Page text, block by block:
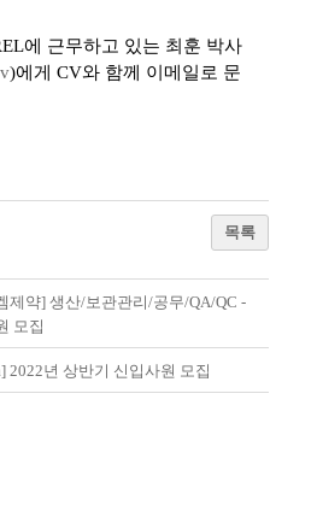
에 근무하고 있는 최훈 박사
)에 게 CV와 함께
이메일로 문
목록
제약] 생산/보관관리/공무/QA/QC -
모집
2022년 상반기 신입사원 모집